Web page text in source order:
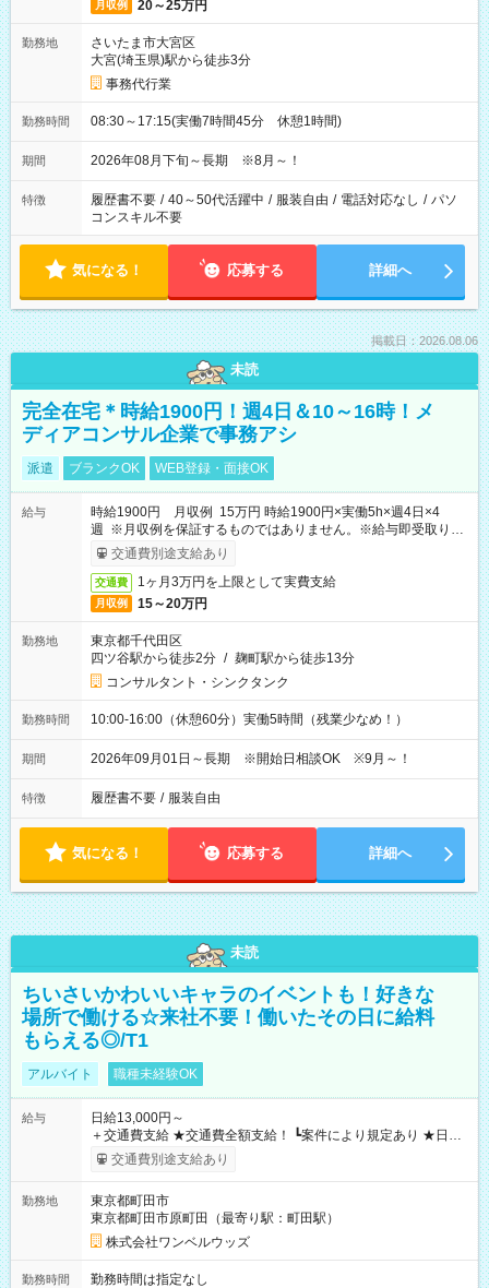
月収例 20～25万円
勤務地
さいたま市大宮区
大宮(埼玉県)駅から徒歩3分
事務代行業
勤務時間 08:30～17:15(実働7時間45分 休憩1時間)
期間 2026年08月下旬～長期 ※8月～！
特徴 履歴書不要 / 40～50代活躍中 / 服装自由 / 電話対応なし / パソ
コンスキル不要
気になる！ 応募する 詳細へ
掲載日：2026.08.06
未読
完全在宅＊時給1900円！週4日＆10～16時！メ
ディアコンサル企業で事務アシ
派遣 ブランクOK WEB登録・面接OK
給与
時給1900円 月収例 15万円 時給1900円×実働5h×週4日×4
週 ※月収例を保証するものではありません。※給与即受取りサ
ービス利用可（利用条件有）
交通費別途支給あり
交通費 1ヶ月3万円を上限として実費支給
月収例 15～20万円
勤務地
東京都千代田区
四ツ谷駅から徒歩2分 / 麹町駅から徒歩13分
コンサルタント・シンクタンク
勤務時間 10:00-16:00（休憩60分）実働5時間（残業少なめ！）
期間 2026年09月01日～長期 ※開始日相談OK ※9月～！
特徴 履歴書不要 / 服装自由
気になる！ 応募する 詳細へ
未読
ちいさいかわいいキャラのイベントも！好きな
場所で働ける☆来社不要！働いたその日に給料
もらえる◎/T1
アルバイト 職種未経験OK
給与
日給13,000円～
＋交通費支給 ★交通費全額支給！ ┗案件により規定あり ★日払
いOK！（規定あり） ┗働いたその日に現金GET♪ お仕事後はコ
ンビニATMから 日払い分を引き落とせます！ 【試用期間】試
交通費別途支給あり
勤務地
東京都町田市
東京都町田市原町田（最寄り駅：町田駅）
株式会社ワンベルウッズ
勤務時間
勤務時間は指定なし